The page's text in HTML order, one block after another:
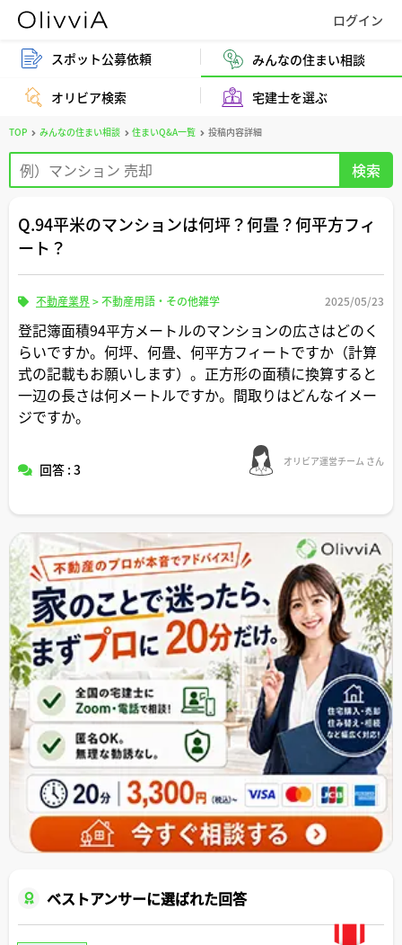
スポット公募依頼 みんなの住まい相談
オリビア検索 宅建士を選ぶ
TOP みんなの住まい相談 住まいQ&A一覧 投稿内容詳細
Q.94平米のマンションは何坪？何畳？何平方フィ
ート？
不動産業界>不動産用語・その他雑学 2025/05/23
登記簿面積94平方メートルのマンションの広さはどのく
らいですか。何坪、何畳、何平方フィートですか（計算
式の記載もお願いします）。正方形の面積に換算すると
一辺の長さは何メートルですか。間取りはどんなイメー
ジですか。
回答 : 3 オリビア運営チーム さん
ベストアンサーに選ばれた回答